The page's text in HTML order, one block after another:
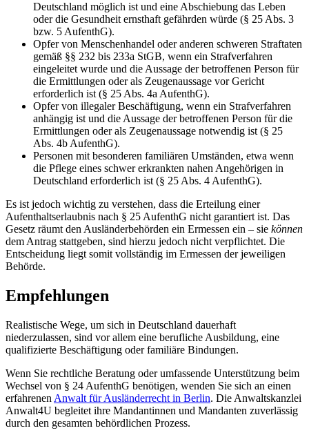
Deutschland möglich ist und eine Abschiebung das Leben
oder die Gesundheit ernsthaft gefährden würde (§ 25 Abs. 3
bzw. 5 AufenthG).
Opfer von Menschenhandel oder anderen schweren Straftaten
gemäß §§ 232 bis 233a StGB, wenn ein Strafverfahren
eingeleitet wurde und die Aussage der betroffenen Person für
die Ermittlungen oder als Zeugenaussage vor Gericht
erforderlich ist (§ 25 Abs. 4a AufenthG).
Opfer von illegaler Beschäftigung, wenn ein Strafverfahren
anhängig ist und die Aussage der betroffenen Person für die
Ermittlungen oder als Zeugenaussage notwendig ist (§ 25
Abs. 4b AufenthG).
Personen mit besonderen familiären Umständen, etwa wenn
die Pflege eines schwer erkrankten nahen Angehörigen in
Deutschland erforderlich ist (§ 25 Abs. 4 AufenthG).
Es ist jedoch wichtig zu verstehen, dass die Erteilung einer
Aufenthaltserlaubnis nach § 25 AufenthG nicht garantiert ist. Das
Gesetz räumt den Ausländerbehörden ein Ermessen ein – sie können
dem Antrag stattgeben, sind hierzu jedoch nicht verpflichtet. Die
Entscheidung liegt somit vollständig im Ermessen der jeweiligen
Behörde.
Empfehlungen
Realistische Wege, um sich in Deutschland dauerhaft
niederzulassen, sind vor allem eine berufliche Ausbildung, eine
qualifizierte Beschäftigung oder familiäre Bindungen.
Wenn Sie rechtliche Beratung oder umfassende Unterstützung beim
Wechsel von § 24 AufenthG benötigen, wenden Sie sich an einen
erfahrenen Anwalt für Ausländerrecht in Berlin. Die Anwaltskanzlei
Anwalt4U begleitet ihre Mandantinnen und Mandanten zuverlässig
durch den gesamten behördlichen Prozess.